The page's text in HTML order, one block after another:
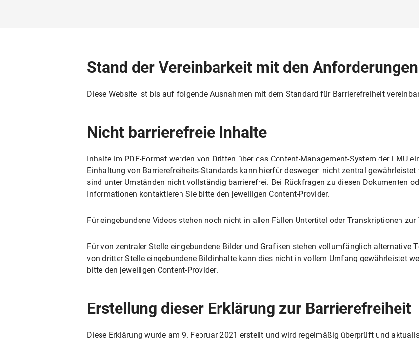
Stand der Vereinbarkeit mit den Anforderungen
Diese Website ist bis auf folgende Ausnahmen mit dem Standard für Barrierefreiheit
Nicht barrierefreie Inhalte
Inhalte im PDF-Format werden von Dritten über das Content-Management-System der LMU
Einhaltung von Barrierefreiheits-Standards kann hierfür deswegen nicht zentral gewährleistet
sind unter Umständen nicht vollständig barrierefrei. Bei Rückfragen zu diesen Dokumenten
Informationen kontaktieren Sie bitte den jeweiligen Content-Provider.
Für eingebundene Videos stehen noch nicht in allen Fällen Untertitel oder Transkriptionen zur
Für von zentraler Stelle eingebundene Bilder und Grafiken stehen vollumfänglich alternative
von dritter Stelle eingebundene Bildinhalte kann dies nicht in vollem Umfang gewährleistet
bitte den jeweiligen Content-Provider.
Erstellung dieser Erklärung zur Barrierefreiheit
Diese Erklärung wurde am 9. Februar 2021 erstellt und wird regelmäßig überprüft und